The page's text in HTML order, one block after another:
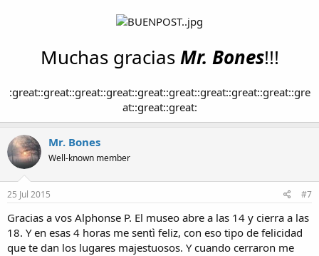
Muchas graciasMr. Bones!!!
:great::great::great::great::great::great::great::great::great::gre
at::great::great:​
Mr. Bones
Well-known member
25 Jul 2015 #7
Gracias a vos Alphonse P. El museo abre a las 14 y cierra a las
18. Y en esas 4 horas me sentì feliz, con eso tipo de felicidad
que te dan los lugares majestuosos. Y cuando cerraron me